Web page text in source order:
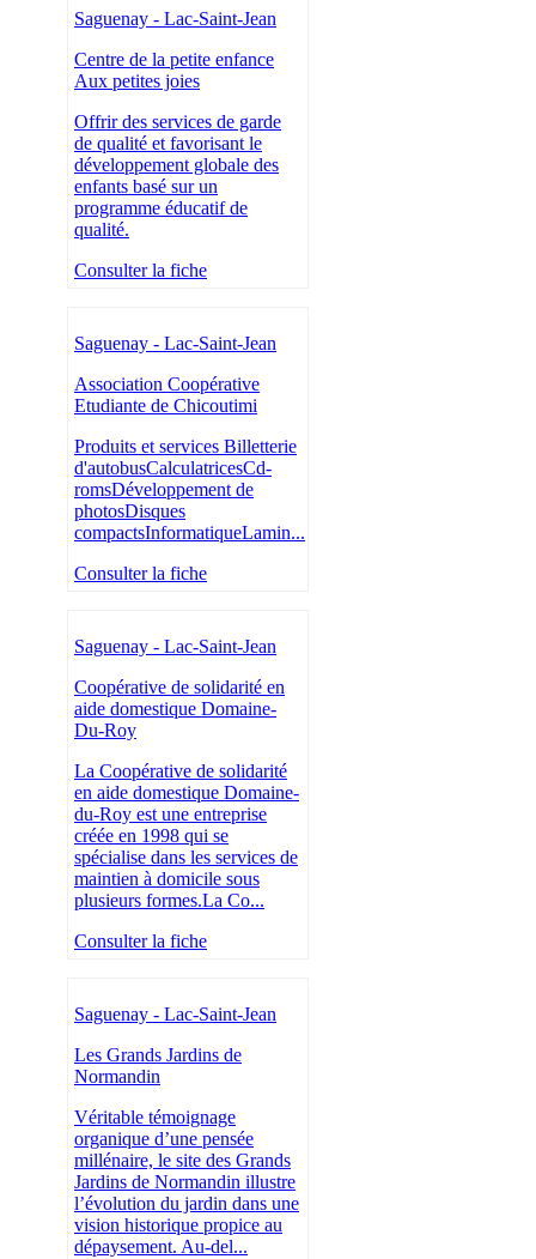
Saguenay - Lac-Saint-Jean
Centre de la petite enfance
Aux petites joies
Offrir des services de garde
de qualité et favorisant le
développement globale des
enfants basé sur un
programme éducatif de
qualité.
Consulter la fiche
Saguenay - Lac-Saint-Jean
Association Coopérative
Etudiante de Chicoutimi
Produits et services Billetterie
d'autobusCalculatricesCd-
romsDéveloppement de
photosDisques
compactsInformatiqueLamin...
Consulter la fiche
Saguenay - Lac-Saint-Jean
Coopérative de solidarité en
aide domestique Domaine-
Du-Roy
La Coopérative de solidarité
en aide domestique Domaine-
du-Roy est une entreprise
créée en 1998 qui se
spécialise dans les services de
maintien à domicile sous
plusieurs formes.La Co...
Consulter la fiche
Saguenay - Lac-Saint-Jean
Les Grands Jardins de
Normandin
Véritable témoignage
organique d’une pensée
millénaire, le site des Grands
Jardins de Normandin illustre
l’évolution du jardin dans une
vision historique propice au
dépaysement. Au-del...